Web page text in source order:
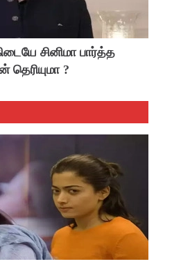
சினிமா பார்த்த
தெரியுமா ?